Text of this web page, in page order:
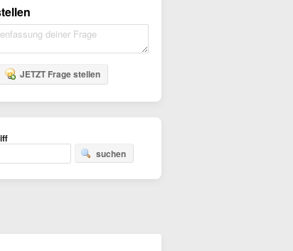
JETZT Frage stellen
suchen